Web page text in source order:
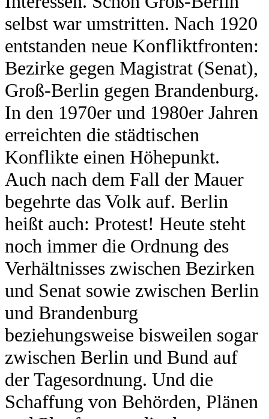
selbst war umstritten. Nach 1920
entstanden neue Konfliktfronten:
Bezirke gegen Magistrat (Senat),
Groß-Berlin gegen Brandenburg.
In den 1970er und 1980er Jahren
erreichten die städtischen
Konflikte einen Höhepunkt.
Auch nach dem Fall der Mauer
begehrte das Volk auf. Berlin
heißt auch: Protest! Heute steht
noch immer die Ordnung des
Verhältnisses zwischen Bezirken
und Senat sowie zwischen Berlin
und Brandenburg
beziehungsweise bisweilen sogar
zwischen Berlin und Bund auf
der Tagesordnung. Und die
Schaffung von Behörden, Plänen